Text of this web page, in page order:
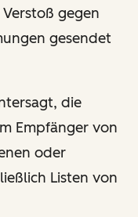
gegen
gesendet
die
Empfänger von
oder
Listen von